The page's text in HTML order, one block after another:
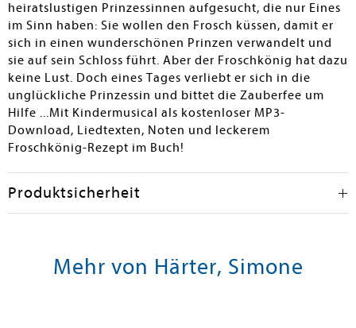
heiratslustigen Prinzessinnen aufgesucht, die nur Eines
im Sinn haben: Sie wollen den Frosch küssen, damit er
sich in einen wunderschönen Prinzen verwandelt und
sie auf sein Schloss führt. Aber der Froschkönig hat dazu
keine Lust. Doch eines Tages verliebt er sich in die
unglückliche Prinzessin und bittet die Zauberfee um
Hilfe ...Mit Kindermusical als kostenloser MP3-
Download, Liedtexten, Noten und leckerem
Froschkönig-Rezept im Buch!
Produktsicherheit
Mehr von Härter, Simone